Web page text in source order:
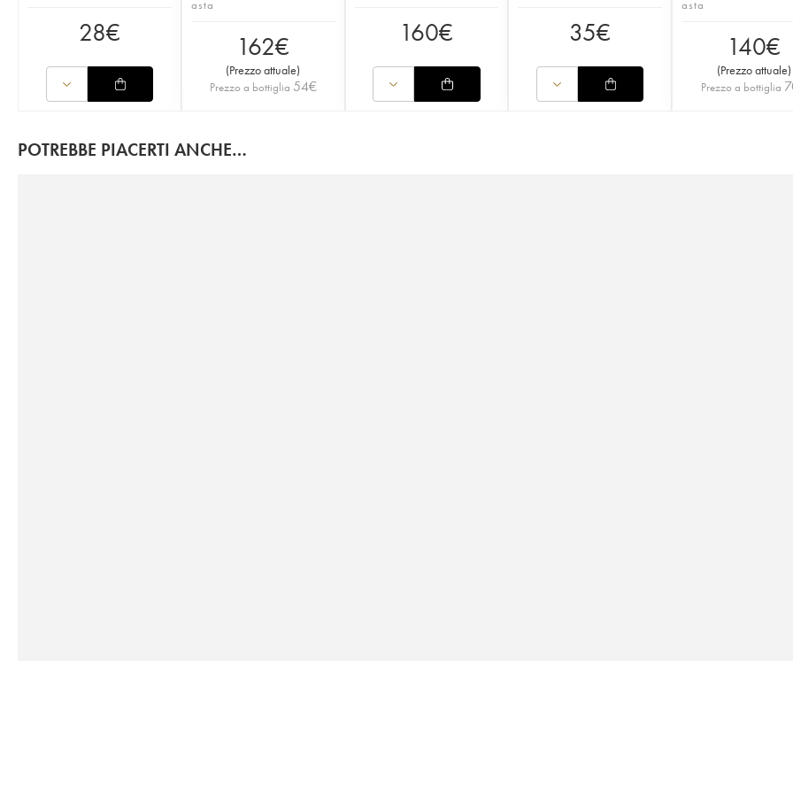
28€
asta
162€
(Prezzo attuale)
Prezzo a bottiglia 54€
160€ 35€
asta
140€
(Prezzo attuale)
Prezzo a bottiglia
POTREBBE PIACERTI ANCHE…